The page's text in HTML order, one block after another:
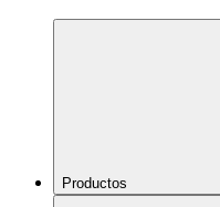
Productos